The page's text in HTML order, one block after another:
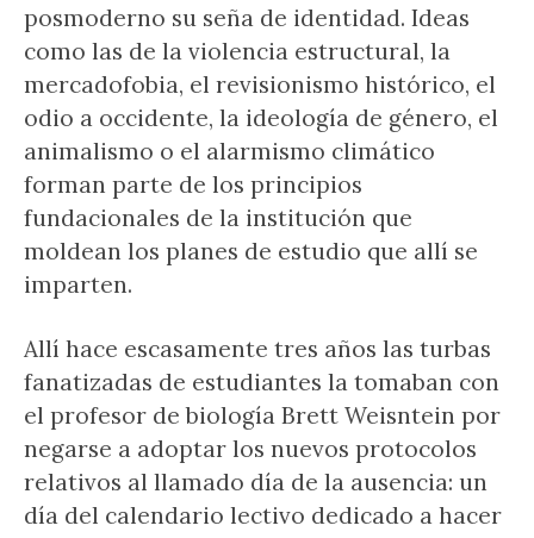
posmoderno su seña de identidad. Ideas
como las de la violencia estructural, la
mercadofobia, el revisionismo histórico, el
odio a occidente, la ideología de género, el
animalismo o el alarmismo climático
forman parte de los principios
fundacionales de la institución que
moldean los planes de estudio que allí se
imparten.
Allí hace escasamente tres años las turbas
fanatizadas de estudiantes la tomaban con
el profesor de biología Brett Weisntein por
negarse a adoptar los nuevos protocolos
relativos al llamado día de la ausencia: un
día del calendario lectivo dedicado a hacer